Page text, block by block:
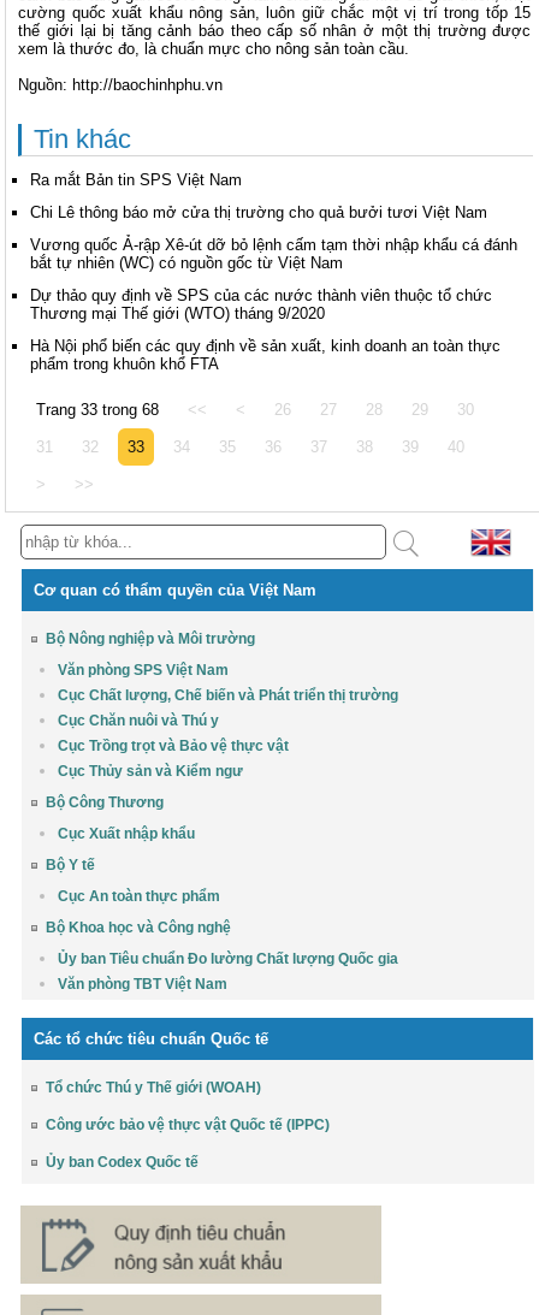
cường quốc xuất khẩu nông sản, luôn giữ chắc một vị trí trong tốp 15
thế giới lại bị tăng cảnh báo theo cấp số nhân ở một thị trường được
xem là thước đo, là chuẩn mực cho nông sản toàn cầu.
Nguồn: http://baochinhphu.vn
Tin khác
Ra mắt Bản tin SPS Việt Nam
Chi Lê thông báo mở cửa thị trường cho quả bưởi tươi Việt Nam
Vương quốc Ả-rập Xê-út dỡ bỏ lệnh cấm tạm thời nhập khẩu cá đánh
bắt tự nhiên (WC) có nguồn gốc từ Việt Nam
Dự thảo quy định về SPS của các nước thành viên thuộc tổ chức
Thương mại Thế giới (WTO) tháng 9/2020
Hà Nội phổ biến các quy định về sản xuất, kinh doanh an toàn thực
phẩm trong khuôn khổ FTA
Trang 33 trong 68 << < 26 27 28 29 30
31 32 33 34 35 36 37 38 39 40
> >>
Cơ quan có thẩm quyền của Việt Nam
Bộ Nông nghiệp và Môi trường
Văn phòng SPS Việt Nam
Cục Chất lượng, Chế biến và Phát triển thị trường
Cục Chăn nuôi và Thú y
Cục Trồng trọt và Bảo vệ thực vật
Cục Thủy sản và Kiểm ngư
Bộ Công Thương
Cục Xuất nhập khẩu
Bộ Y tế
Cục An toàn thực phẩm
Bộ Khoa học và Công nghệ
Ủy ban Tiêu chuẩn Đo lường Chất lượng Quốc gia
Văn phòng TBT Việt Nam
Các tổ chức tiêu chuẩn Quốc tế
Tổ chức Thú y Thế giới (WOAH)
Công ước bảo vệ thực vật Quốc tế (IPPC)
Ủy ban Codex Quốc tế